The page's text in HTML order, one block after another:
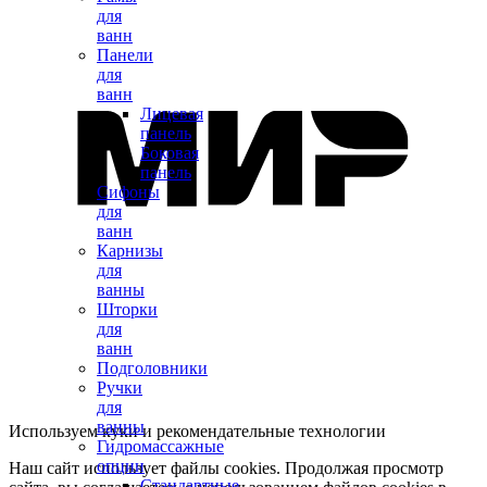
для
ванн
Панели
для
ванн
Лицевая
панель
Боковая
панель
Сифоны
для
ванн
Карнизы
для
ванны
Шторки
для
ванн
Подголовники
Ручки
для
ванны
Гидромассажные
опции
Используем куки и рекомендательные технологии
Наш сайт использует файлы cookies. Продолжая просмотр